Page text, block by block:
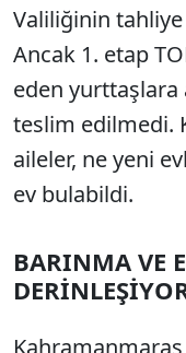
Valiliğinin tahliye
Ancak 1. etap
eden yurttaşlara
teslim edilmedi.
aileler, ne yeni
ev bulabildi.
BARINMA VE